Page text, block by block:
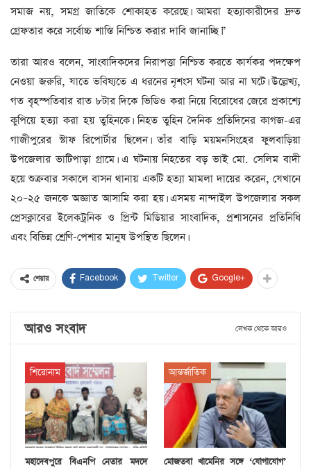
সমাজ নয়, সমগ্র জাতিকে শোকাহত করেছে। আমরা হত্যাকারীদের দ্রুত
গ্রেফতার করে সর্বোচ্চ শাস্তি নিশ্চিত করার দাবি জানাচ্ছি।”
তারা আরও বলেন, সাংবাদিকদের নিরাপত্তা নিশ্চিত করতে কার্যকর পদক্ষেপ
নেওয়া জরুরি, যাতে ভবিষ্যতে এ ধরনের নৃশংস ঘটনা আর না ঘটে। উল্লেখ্য,
গত বৃহস্পতিবার রাত ৮টার দিকে ভিডিও করা নিয়ে বিরোধের জেরে প্রকাশ্যে
কুপিয়ে হত্যা করা হয় তুহিনকে। নিহত তুহিন দৈনিক প্রতিদিনের কাগজ-এর
গাজীপুরের স্টাফ রিপোর্টার ছিলেন। তাঁর বাড়ি ময়মনসিংহের ফুলবাড়িয়া
উপজেলার ভাটিপাড়া গ্রামে। এ ঘটনায় নিহতের বড় ভাই মো. সেলিম বাদী
হয়ে শুক্রবার সকালে বাসন থানায় একটি হত্যা মামলা দায়ের করেন, যেখানে
২০–২৫ জনকে অজ্ঞাত আসামি করা হয়। এসময় নান্দাইল উপজেলার সকল
প্রেসক্লাবের ইলেকট্রনিক ও প্রিন্ট মিডিয়ার সাংবাদিক, প্রশাসনের প্রতিনিধি
এবং বিভিন্ন শ্রেণি-পেশার মানুষ উপস্থিত ছিলেন।
শেয়ার Facebook Twitter Google+
আরও সংবাদ লেখক থেকে আরও
শিরোনাম
মহাদেবপুরে বিএনপি নেতার মদদে
আন্তর্জাতিক
মোজতবা খামেনির সঙ্গে ‘যোগাযোগ’